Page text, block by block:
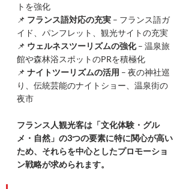
トを強化
📌 フランス語対応の充実 – フランス語ガ
イド、パンフレット、観光サイトの充実
📌 ウェルネスツーリズムの強化 – 温泉旅
館や森林浴スポットのPRを積極化
📌 ナイトツーリズムの活用 – 夜の神社巡
り、伝統芸能のナイトショー、温泉街の
夜市
フランス人観光客は「文化体験・グル
メ・自然」の3つの要素に特に関心が高い
ため、それらを中心としたプロモーショ
ン戦略が求められます。